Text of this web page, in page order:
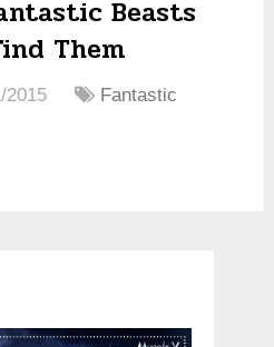
Beasts
Them
2015
Fantastic